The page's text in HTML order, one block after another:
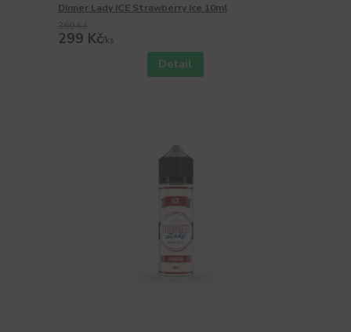
Dinner Lady ICE Strawberry Ice 10ml
299 Kč/ks
Detail